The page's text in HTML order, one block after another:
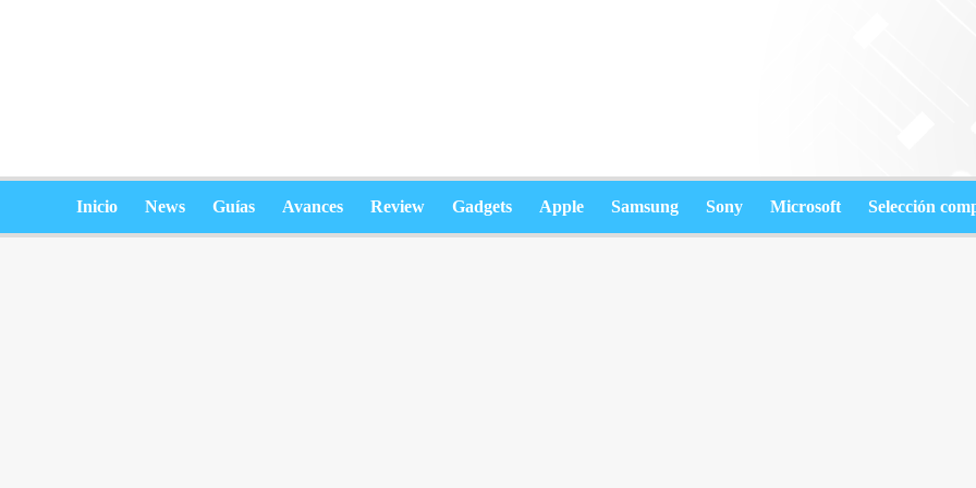
Inicio News Guías Avances Review Gadgets Apple Samsung Sony Microsoft Selección